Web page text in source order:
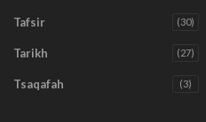
Tafsir (30)
Tarikh (27)
Tsaqafah (3)